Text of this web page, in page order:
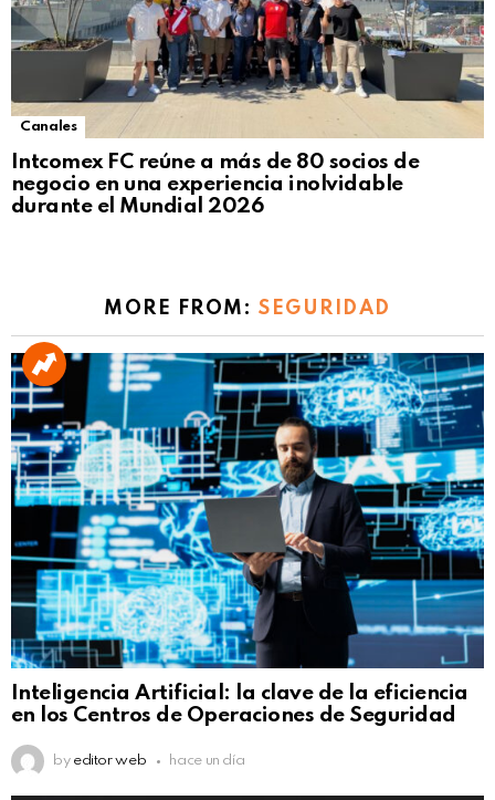
Canales
Intcomex FC reúne a más de 80 socios de
negocio en una experiencia inolvidable
durante el Mundial 2026
MORE FROM:SEGURIDAD
Inteligencia Artificial: la clave de la eficiencia
en los Centros de Operaciones de Seguridad
by editor web hace un día